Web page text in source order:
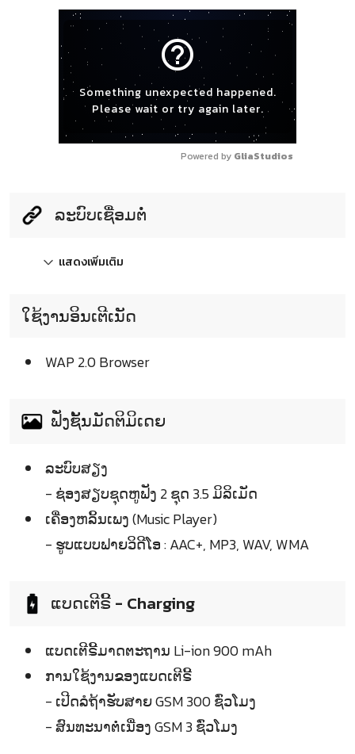
help_outline
Something unexpected happened.
Please wait or try again later.
Powered by GliaStudios
ລະບົບເຊື່ອມຕໍ່
แสดงเพิ่มเติม
ໃຊ້ງານອິນເຕີເນັດ
WAP 2.0 Browser
ຟັ່ງຊັ້ນມັດຕິມິເດຍ
ລະບົບສຽງ
- ຊ່ອງສຽບຊຸດຫູຟັງ 2 ຊຸດ 3.5 ມິລິເມັດ
ເຄື່ອງຫລິ້ນເພງ (Music Player)
- ຮູບແບບຟາຍວິດີໂອ : AAC+, MP3, WAV, WMA
ແບດເຕີຣີ້ - Charging
ແບດເຕີຣີ້ມາດຕະຖານ Li-ion 900 mAh
ການໃຊ້ງານຂອງແບດເຕີຣີ້
- ເປີດລໍຖ້າຮັບສາຍ GSM 300 ຊົ່ວໂມງ
- ສົນທະນາຕໍ່ເນື່ອງ GSM 3 ຊົ່ວໂມງ